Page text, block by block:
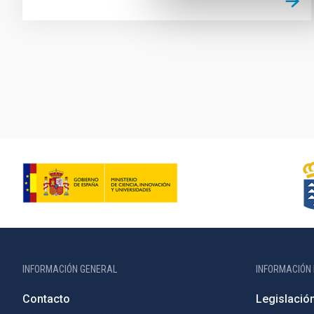
INFORMACIÓN GENERAL
Contacto
INFORMACIÓN